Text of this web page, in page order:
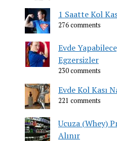
1 Saatte Kol
276 comments
Evde
Egzersizler
230 comments
Evde Kol Kası
221 comments
Ucuza (Whey)
Alınır